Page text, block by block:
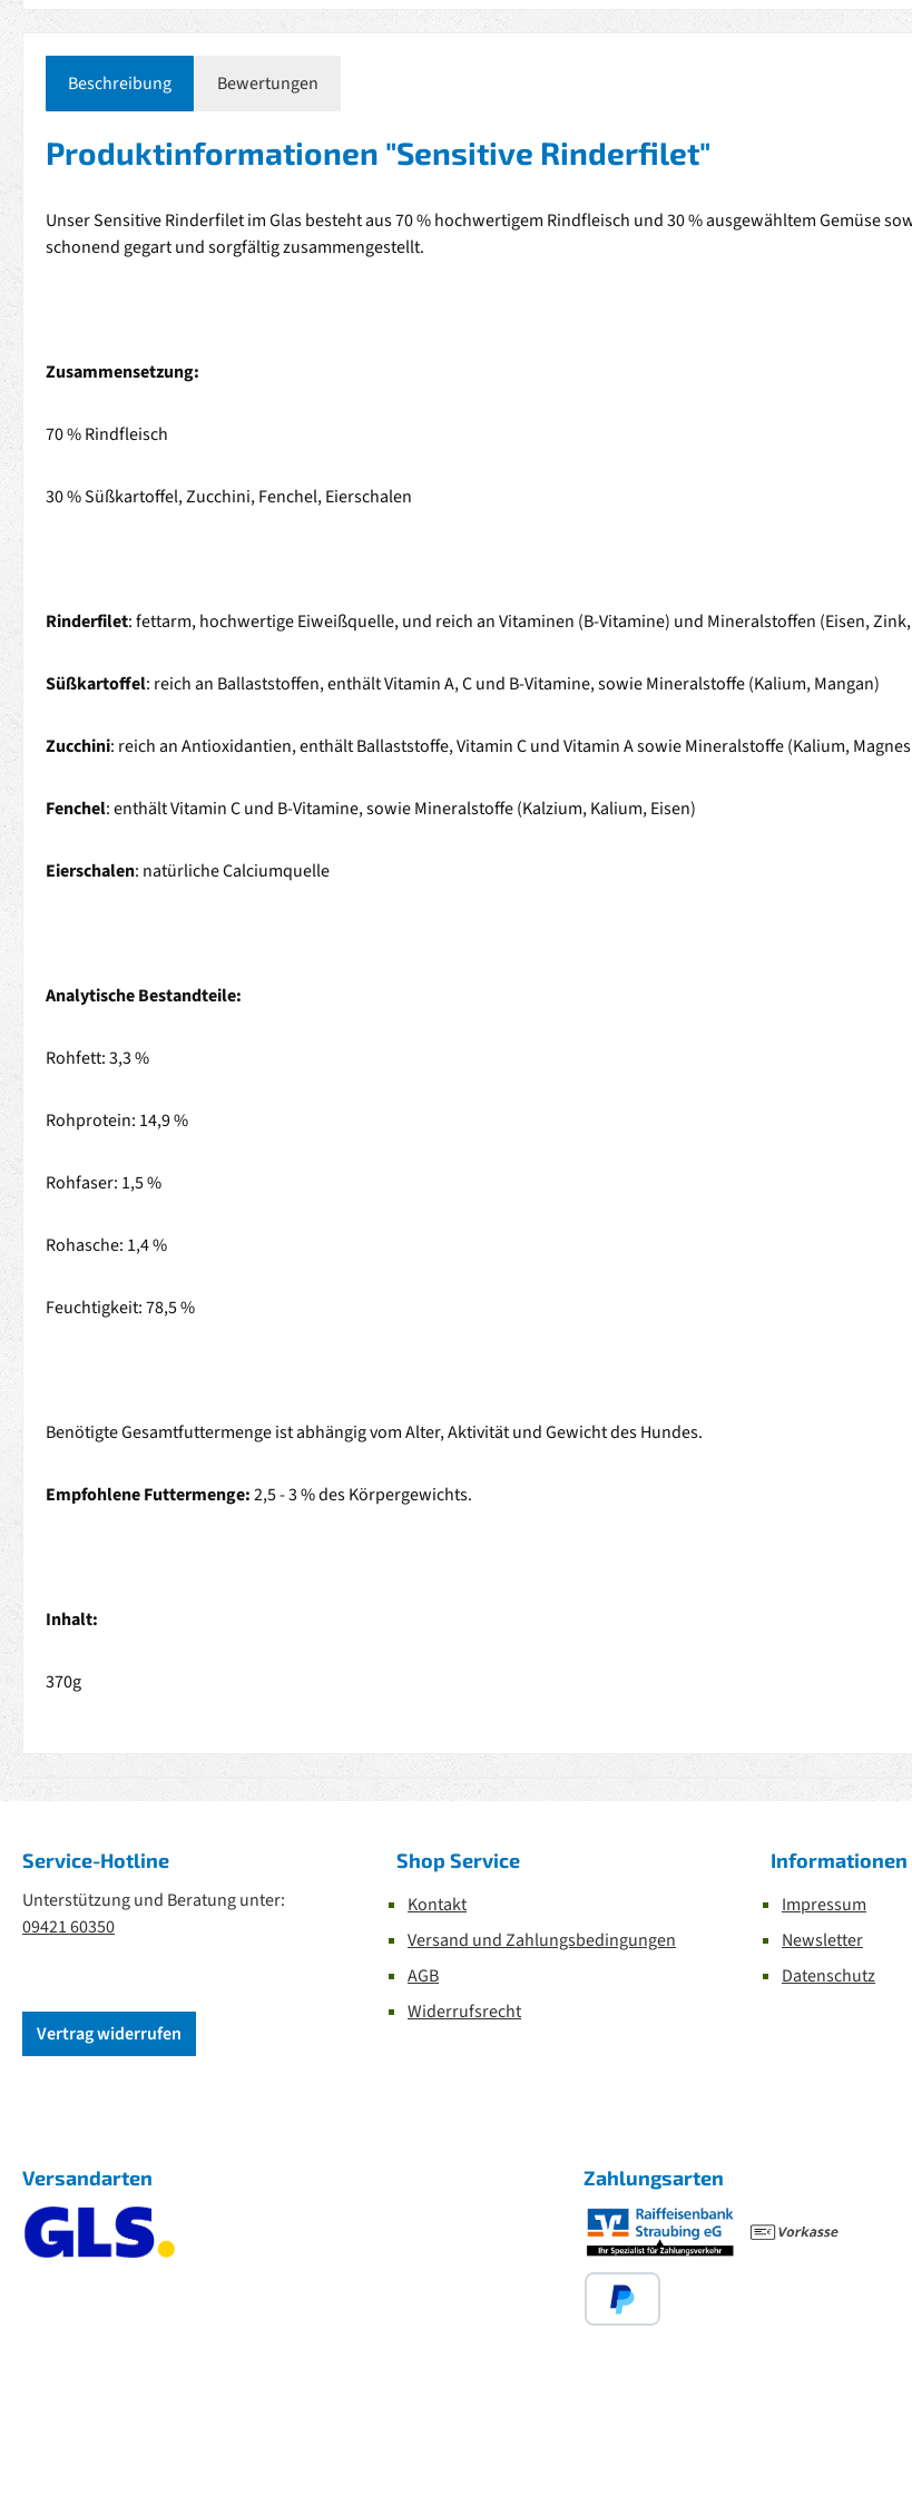
Beschreibung Bewertungen
Produktinformationen "Sensitive Rinderfilet"
Unser Sensitive Rinderfilet im Glas besteht aus 70 % hochwertigem Rindfleisch und 30 % ausgewähltem Gemüse
schonend gegart und sorgfältig zusammengestellt.
Zusammensetzung:
70 % Rindfleisch
30 % Süßkartoffel, Zucchini, Fenchel, Eierschalen
Rinderfilet: fettarm, hochwertige Eiweißquelle, und reich an Vitaminen (B-Vitamine) und Mineralstoffen (Eisen,
Süßkartoffel: reich an Ballaststoffen, enthält Vitamin A, C und B-Vitamine, sowie Mineralstoffe (Kalium, Mangan)
Zucchini: reich an Antioxidantien, enthält Ballaststoffe, Vitamin C undVitamin A sowie Mineralstoffe (Kalium,
Fenchel: enthält Vitamin C und B-Vitamine, sowie Mineralstoffe (Kalzium, Kalium, Eisen)
Eierschalen: natürliche Calciumquelle
Analytische Bestandteile:
Rohfett: 3,3 %
Rohprotein: 14,9 %
Rohfaser: 1,5 %
Rohasche: 1,4 %
Feuchtigkeit: 78,5 %
Benötigte Gesamtfuttermenge ist abhängig vom Alter, Aktivität und Gewicht des Hundes.
Empfohlene Futtermenge:2,5 - 3 % des Körpergewichts.
Inhalt:
370g
Service-Hotline
Unterstützung und Beratung unter:
09421 60350
Vertrag widerrufen
Shop Service
Kontakt
Versand und Zahlungsbedingungen
AGB
Widerrufsrecht
Informationen
Impressum
Newsletter
Datenschutz
Versandarten Zahlungsarten
Benutzerdefiniertes Bild 1